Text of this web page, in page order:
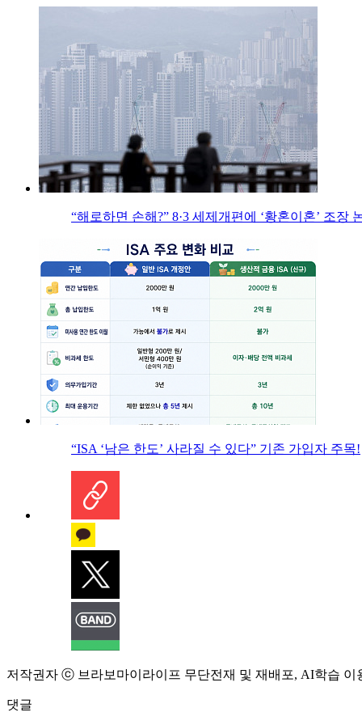
“해로하면 손해?” 8·3 세제개편에 ‘황혼이혼’ 조장
“ISA ‘남은 한도’ 사라질 수 있다” 기존 가입자 주목!
저작권자 ⓒ 브라보마이라이프 무단전재 및 재배포, AI학습 이
댓글